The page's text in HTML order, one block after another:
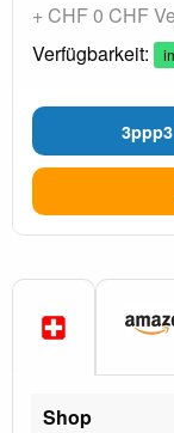
+ CHF 0 CHF
Verfügbarkeit:
Shop